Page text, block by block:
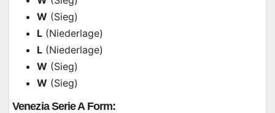
W (Sieg)
L (Niederlage)
L (Niederlage)
W (Sieg)
W (Sieg)
Venezia Serie A Form: